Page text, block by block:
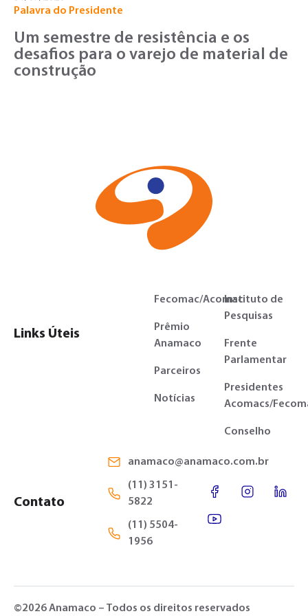
Palavra do Presidente
Um semestre de resistência e os
desafios para o varejo de material de
construção
Links Úteis
Fecomac/Acomac
Prêmio
Anamaco
Parceiros
Notícias
Instituto de
Pesquisas
Frente
Parlamentar
Presidentes
Acomacs/
Conselho
Contato
anamaco@anamaco.com.br
(11) 3151-
5822
(11) 5504-
1956
©2026 Anamaco – Todos os direitos reservados